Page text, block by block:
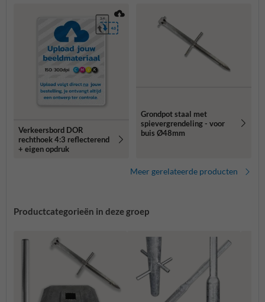
Verkeersbord DOR
rechthoek 4:3 reflecterend
+ eigen opdruk
Grondpot staal met
spievergrendeling - voor
buis Ø48mm
Meer gerelateerde producten
Productcategorieën in deze groep